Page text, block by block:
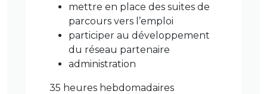
mettre en place des suites de
parcours vers l’emploi
participer au développement
du réseau partenaire
administration
35 heures hebdomadaires